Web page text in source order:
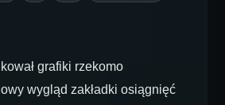
grafiki rzekomo
wygląd zakładki osiągnięć